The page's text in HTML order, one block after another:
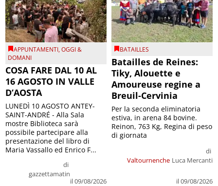
APPUNTAMENTI,OGGI &
DOMANI
COSA FARE DAL 10 AL
16 AGOSTO IN VALLE
D’AOSTA
di
gazzettamatin
il 09/08/2026
LUNEDÌ 10 AGOSTO ANTEY-
SAINT-ANDRÉ - Alla Sala
mostre Biblioteca sarà
possibile partecipare alla
presentazione del libro di
Maria Vassallo ed Enrico F...
BATAILLES
Batailles de Reines:
Tiky, Alouette e
Amoureuse regine a
Breuil-Cervinia
Valtournenche
di
Luca Mercanti
il 09/08/2026
Per la seconda eliminatoria
estiva, in arena 84 bovine.
Reinon, 763 Kg, Regina di peso
di giornata